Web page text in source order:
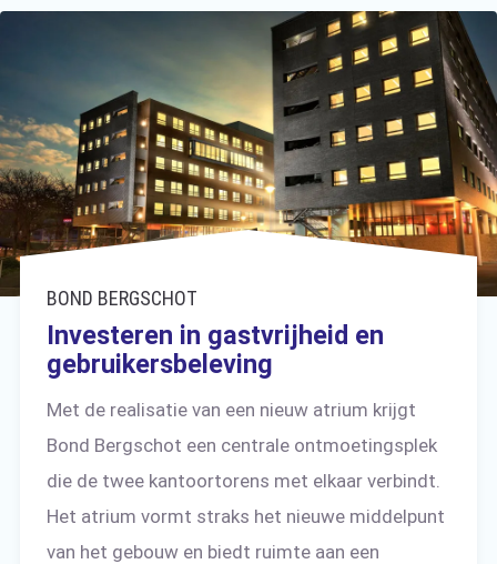
BOND BERGSCHOT
Investeren in gastvrijheid en
gebruikersbeleving
Met de realisatie van een nieuw atrium krijgt
Bond Bergschot een centrale ontmoetingsplek
die de twee kantoortorens met elkaar verbindt.
Het atrium vormt straks het nieuwe middelpunt
van het gebouw en biedt ruimte aan een